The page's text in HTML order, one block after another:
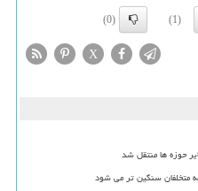
(1)
(0)
X
متخلفان سنگین تر می شود